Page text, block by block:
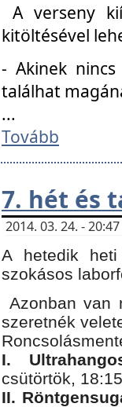
A verseny
kitöltésével
- Akinek
találhat
...
Tovább
7. hét és
2014. 03. 24. -
A hetedik
szokásos
Azonban van
szeretnék
I.
csütörtök,
II.